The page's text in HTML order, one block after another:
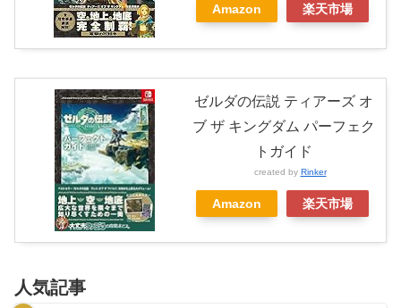
Amazon 楽天市場
ゼルダの伝説 ティアーズ オ
ブ ザ キングダム パーフェク
トガイド
created by Rinker
Amazon 楽天市場
人気記事